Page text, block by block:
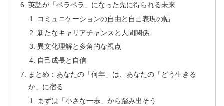
英語が「ペラペラ」になった先に得られる未来
コミュニケーションの自由と自己表現の幅
新たなキャリアチャンスと人間関係
異文化理解と多角的な視点
自己成長と自信
まとめ：あなたの「何年」は、あなたの「どう生きる
か」に宿る
まずは「小さな一歩」から踏み出そう